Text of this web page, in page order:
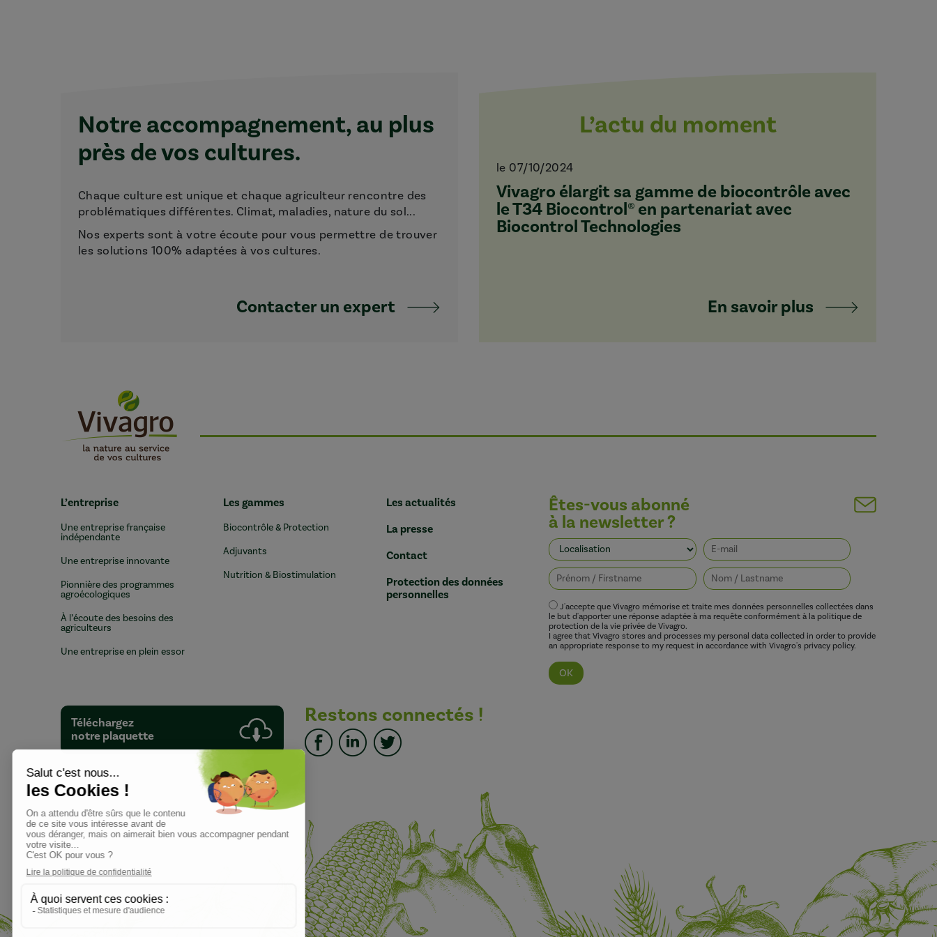
Notre accompagnement, au plus
près de vos cultures.
Chaque culture est unique et chaque agriculteur rencontre des
problématiques différentes. Climat, maladies, nature du sol...
Nos experts sont à votre écoute pour vous permettre de trouver
les solutions 100% adaptées à vos cultures.
Contacter un expert
L’actu du moment
le 07/10/2024
Vivagro élargit sa gamme de biocontrôle avec
le T34 Biocontrol® en partenariat avec
Biocontrol Technologies
En savoir plus
L’entreprise
Une entreprise française
indépendante
Une entreprise innovante
Pionnière des programmes
agroécologiques
À l’écoute des besoins des
agriculteurs
Une entreprise en plein essor
Les gammes
Biocontrôle & Protection
Adjuvants
Nutrition & Biostimulation
Les actualités
La presse
Contact
Protection des données
personnelles
Téléchargez
notre plaquette
Restons connectés !
Êtes-vous abonné
à la newsletter ?
J'accepte que Vivagro mémorise et traite mes données personnelles collectées dans
le but d'apporter une réponse adaptée à ma requête conformément à la politique de
protection de la vie privée de Vivagro.
I agree that Vivagro stores and processes my personal data collected in order to provide
an appropriate response to my request in accordance with Vivagro's privacy policy.